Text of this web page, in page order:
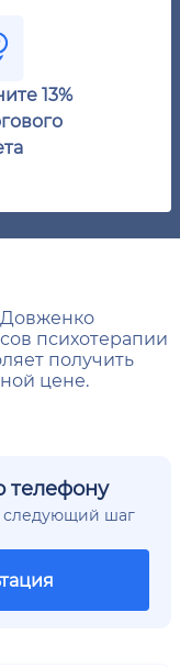
13%
психотерапии
получить
цене.
телефону
следующий шаг